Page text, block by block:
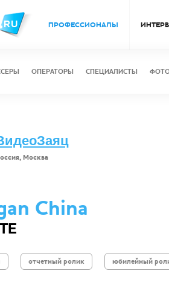
ПРОФЕССИОНАЛЫ
ОПЕРАТОРЫ СПЕЦИАЛИСТЫ
Москва
China
отчетный ролик юбилейный